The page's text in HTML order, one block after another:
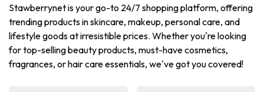
Stawberrynet is your go-to 24/7 shopping platform, offering
trending products in skincare, makeup, personal care, and
lifestyle goods at irresistible prices. Whether you're looking
for top-selling beauty products, must-have cosmetics,
fragrances, or hair care essentials, we've got you covered!